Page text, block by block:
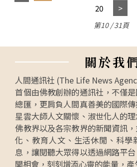
20
第10 / 31頁
關於我
人間通訊社 (The Life News
首個由佛教創辦的通訊社，不僅
總匯，更肩負人間真善美的國際
星雲大師人文關懷、淑世化人的
佛教界以及各宗教界的新聞資訊
化、教育人文、生活休閒、科學
息，讓閱聽大眾得以透過網路平
聞相會，刻刻增添心靈的能量，產